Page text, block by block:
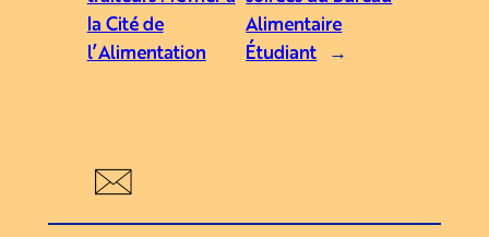
la Cité de
l’Alimentation
Alimentaire
Étudiant
→